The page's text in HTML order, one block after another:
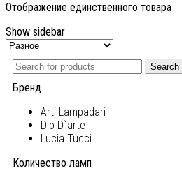
Отображение единственного товара
Show sidebar
Search
Бренд
Arti Lampadari
Dio D`arte
Lucia Tucci
Количество ламп